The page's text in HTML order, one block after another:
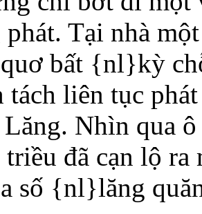
Tại nhà
bất {nl}kỳ
tách liên tục
Nhìn qua
đã cạn lộ ra
số {nl}lăng